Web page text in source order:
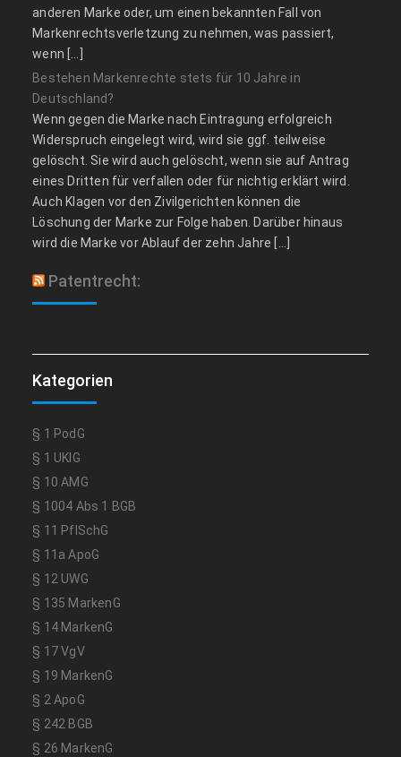
anderen Marke oder, um einen bekannten Fall von
Markenrechtsverletzung zu nehmen, was passiert,
wenn […]
Bestehen Markenrechte stets für 10 Jahre in
Deutschland?
Wenn gegen die Marke nach Eintragung erfolgreich
Widerspruch eingelegt wird, wird sie ggf. teilweise
gelöscht. Sie wird auch gelöscht, wenn sie auf Antrag
eines Dritten für verfallen oder für nichtig erklärt wird.
Auch Klagen vor den Zivilgerichten können die
Löschung der Marke zur Folge haben. Darüber hinaus
wird die Marke vor Ablauf der zehn Jahre […]
Patentrecht:
Kategorien
§ 1 PodG
§ 1 UKlG
§ 10 AMG
§ 1004 Abs 1 BGB
§ 11 PflSchG
§ 11a ApoG
§ 12 UWG
§ 135 MarkenG
§ 14 MarkenG
§ 17 VgV
§ 19 MarkenG
§ 2 ApoG
§ 242 BGB
§ 26 MarkenG